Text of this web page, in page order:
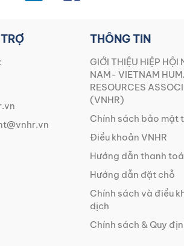
THÔNG TIN
GIỚI THIỆU HIỆP HỘI
NAM- VIETNAM
RESOURCES
(VNHR)
Chính sách bảo mật
Điều khoản VNHR
Hướng dẫn thanh
Hướng dẫn đặt chỗ
Chính sách và điều
dịch
Chính sách & Quy